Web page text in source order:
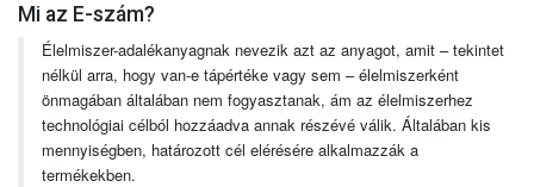
Mi az E-szám?
Élelmiszer-adalékanyagnak nevezik azt az anyagot, amit – tekintet
nélkül arra, hogy van-e tápértéke vagy sem – élelmiszerként
önmagában általában nem fogyasztanak, ám az élelmiszerhez
technológiai célból hozzáadva annak részévé válik. Általában kis
mennyiségben, határozott cél elérésére alkalmazzák a
termékekben.